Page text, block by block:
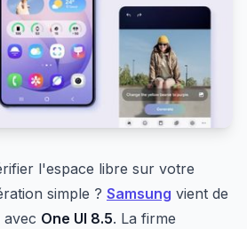
l'espace libre sur votre
simple ? Samsung vient de
One UI 8.5. La firme